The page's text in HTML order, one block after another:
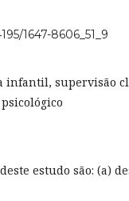
1647-8606_51_9
infantil, supervisão
estudo são: (a)